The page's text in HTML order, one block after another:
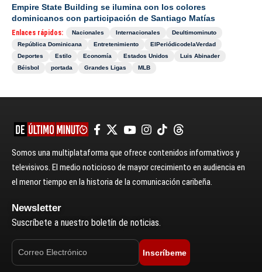
Empire State Building se ilumina con los colores
dominicanos con participación de Santiago Matías
Enlaces rápidos: Nacionales Internacionales
Deultimominuto
República Dominicana
Entretenimiento
ElPeriódicodelaVerdad
Deportes
Estilo Economía Estados Unidos
Luis Abinader
Béisbol
portada Grandes Ligas MLB
Somos una multiplataforma que ofrece contenidos informativos y
televisivos. El medio noticioso de mayor crecimiento en audiencia en
el menor tiempo en la historia de la comunicación caribeña.
Newsletter
Suscríbete a nuestro boletín de noticias.
Inscríbeme